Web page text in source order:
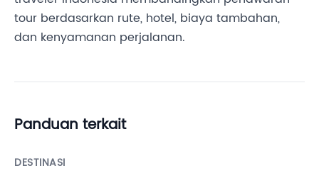
tour berdasarkan rute, hotel, biaya tambahan,
dan kenyamanan perjalanan.
Panduan terkait
DESTINASI